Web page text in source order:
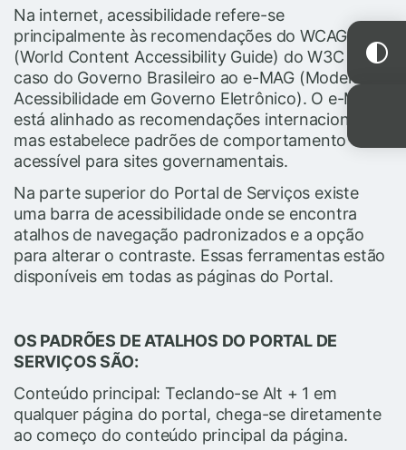
Na internet, acessibilidade refere-se
principalmente às recomendações do WCAG
(World Content Accessibility Guide) do W3C e no
caso do Governo Brasileiro ao e-MAG (Modelo de
Acessibilidade em Governo Eletrônico). O e-MAG
está alinhado as recomendações internacionais,
mas estabelece padrões de comportamento
acessível para sites governamentais.
Na parte superior do Portal de Serviços existe
uma barra de acessibilidade onde se encontra
atalhos de navegação padronizados e a opção
para alterar o contraste. Essas ferramentas estão
disponíveis em todas as páginas do Portal.
OS PADRÕES DE ATALHOS DO PORTAL DE
SERVIÇOS SÃO:
Conteúdo principal: Teclando-se Alt + 1 em
qualquer página do portal, chega-se diretamente
ao começo do conteúdo principal da página.